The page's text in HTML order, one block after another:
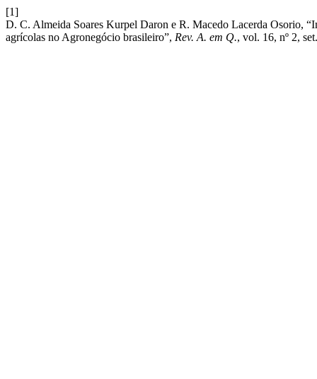
[1]
D. C. Almeida Soares Kurpel Daron e R. Macedo Lacerda Osorio,
agrícolas no Agronegócio brasileiro”, Rev. A. em Q., vol. 16, nº 2,